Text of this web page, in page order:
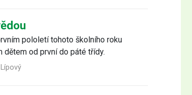
pololetí tohoto školního roku
dětem od první do páté třídy.